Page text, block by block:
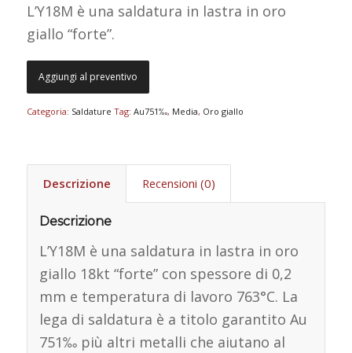
L’Y18M è una saldatura in lastra in oro
giallo “forte”.
Aggiungi al preventivo
Categoria: Saldature Tag: Au751‰, Media, Oro giallo
Descrizione Recensioni (0)
Descrizione
L’Y18M è una saldatura in lastra in oro
giallo 18kt “forte” con spessore di 0,2
mm e temperatura di lavoro 763°C. La
lega di saldatura è a titolo garantito Au
751‰ più altri metalli che aiutano al